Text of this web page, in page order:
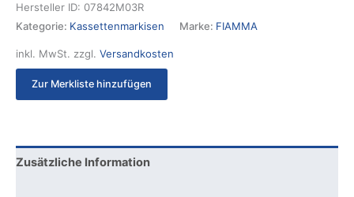
Hersteller ID: 07842M03R
Kategorie: Kassettenmarkisen Marke: FIAMMA
inkl. MwSt. zzgl. Versandkosten
Zur Merkliste hinzufügen
Zusätzliche Information